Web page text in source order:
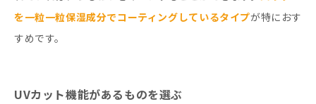
を一粒一粒保湿成分でコーティングしているタイプが特におす
すめです。
UVカット機能があるものを選ぶ